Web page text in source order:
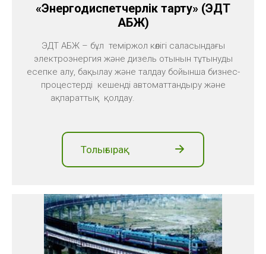
«Энергодиспетчерлік тарту» (ЭДТ
АБЖ)
ЭДТ АБЖ – бұл теміржол көлігі саласындағы
электроэнергия және дизель отынын тұтынуды
есепке алу, бақылау және талдау бойынша бизнес-
процестерді кешенді автоматтандыру және
ақпараттық қолдау.
Толығырақ